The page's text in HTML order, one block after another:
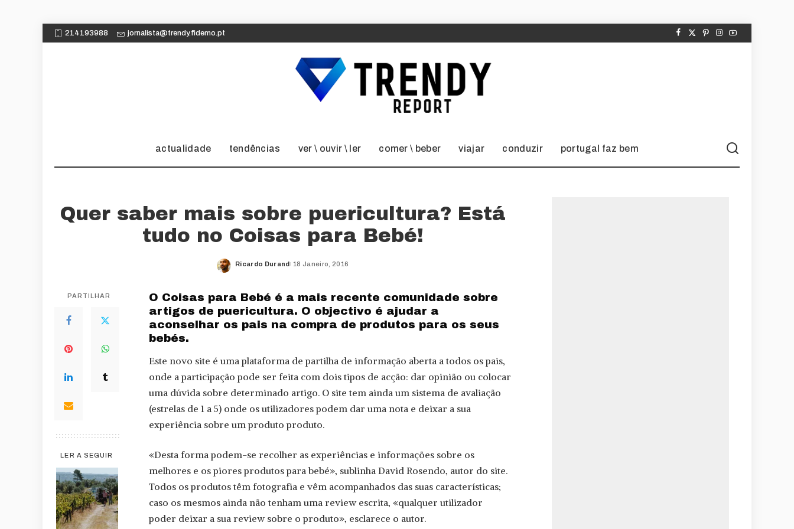
214193988 jornalista@trendy.fidemo.pt
actualidade tendências ver \ ouvir \ ler comer \ beber viajar conduzir portugal faz bem
Quer saber mais sobre puericultura? Está
tudo no Coisas para Bebé!
Posted
Ricardo Durand 18 Janeiro, 2016
PARTILHAR
LER A SEGUIR
O Coisas para Bebé é a mais recente comunidade sobre
artigos de puericultura. O objectivo é ajudar a
aconselhar os pais na compra de produtos para os seus
bebés.
Este novo site é uma plataforma de partilha de informação aberta a todos os pais,
onde a participação pode ser feita com dois tipos de acção: dar opinião ou colocar
uma dúvida sobre determinado artigo. O site tem ainda um sistema de avaliação
(estrelas de 1 a 5) onde os utilizadores podem dar uma nota e deixar a sua
experiência sobre um produto produto.
«Desta forma podem-se recolher as experiências e informações sobre os
melhores e os piores produtos para bebé», sublinha David Rosendo, autor do site.
Todos os produtos têm fotografia e vêm acompanhados das suas características;
caso os mesmos ainda não tenham uma review escrita, «qualquer utilizador
poder deixar a sua review sobre o produto», esclarece o autor.